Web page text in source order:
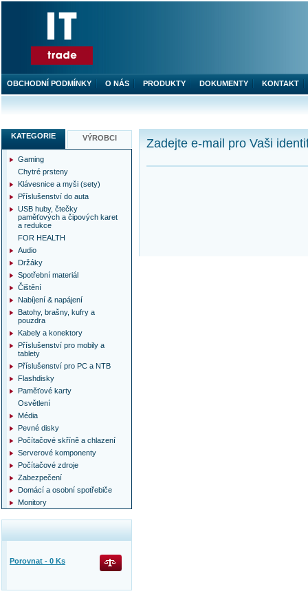
Zadejte e-mail pro Vaši
KATEGORIE VÝROBCI
Gaming
Chytré prsteny
Klávesnice a myši (sety)
Příslušenství do auta
USB huby, čtečky
paměťových a čipových karet
a redukce
FOR HEALTH
Audio
Držáky
Spotřební materiál
Čištění
Nabíjení & napájení
Batohy, brašny, kufry a
pouzdra
Kabely a konektory
Příslušenství pro mobily a
tablety
Příslušenství pro PC a NTB
Flashdisky
Paměťové karty
Osvětlení
Média
Pevné disky
Počítačové skříně a chlazení
Serverové komponenty
Počítačové zdroje
Zabezpečení
Domácí a osobní spotřebiče
Monitory
Porovnat - 0 Ks
OBCHODNÍ PODMÍNKY O NÁS PRODUKTY DOKUMENTY KONTAKT